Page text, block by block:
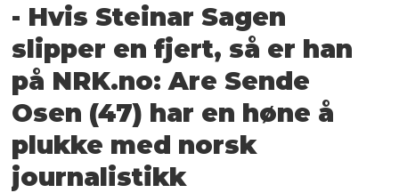
- Hvis Steinar Sagen
slipper en fjert, så er han
på NRK.no: Are Sende
Osen (47) har en høne å
plukke med norsk
journalistikk